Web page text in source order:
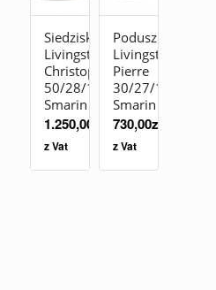
Siedzisko
Livingstones
Christophe
50/28/19
Smarin
1.250,00
z Vat
Poduszka
Livingstones
Pierre
30/27/19
Smarin
730,00zł
z Vat